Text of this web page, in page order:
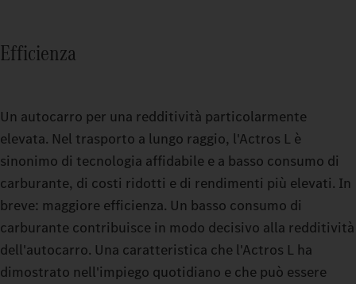
Efficienza
Un autocarro per una redditività particolarmente
elevata. Nel trasporto a lungo raggio, l'Actros L è
sinonimo di tecnologia affidabile e a basso consumo di
carburante, di costi ridotti e di rendimenti più elevati. In
breve: maggiore efficienza. Un basso consumo di
carburante contribuisce in modo decisivo alla redditività
dell'autocarro. Una caratteristica che l'Actros L ha
dimostrato nell'impiego quotidiano e che può essere